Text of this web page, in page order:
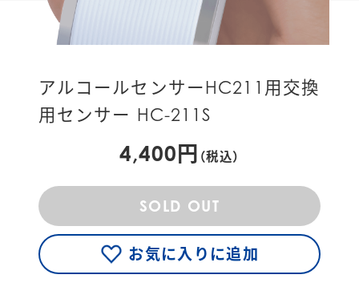
アルコールセンサーHC211用交換
用センサー HC-211S
4,400円 （税込）
SOLD OUT
お気に入りに追加